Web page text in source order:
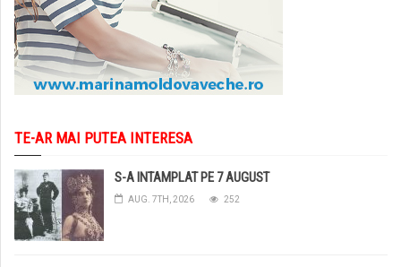
TE-AR MAI PUTEA INTERESA
S-A INTAMPLAT PE 7 AUGUST
AUG. 7TH, 2026 252